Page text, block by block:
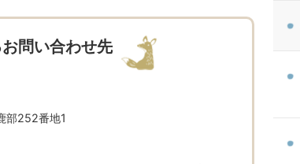
問い合わせ先
部252番地1